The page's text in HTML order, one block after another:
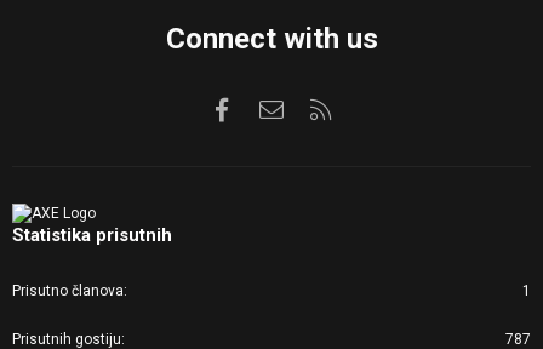
Connect with us
FacebookKontaktirajte nas
Statistika prisutnih
Prisutno članova 1
Prisutnih gostiju 787